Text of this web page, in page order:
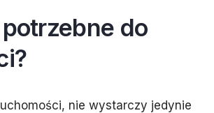
do
nie wystarczy jedynie